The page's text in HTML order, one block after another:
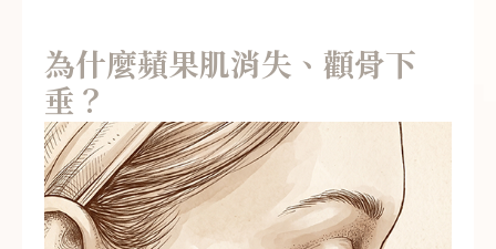
為什麼蘋果肌消失、顴骨下
垂？